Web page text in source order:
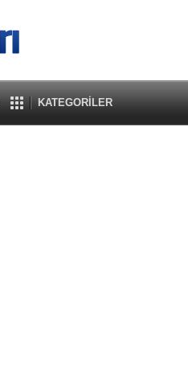
KATEGORİLER